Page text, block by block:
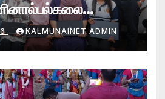
கணனி
KALMUNAINET ADMIN